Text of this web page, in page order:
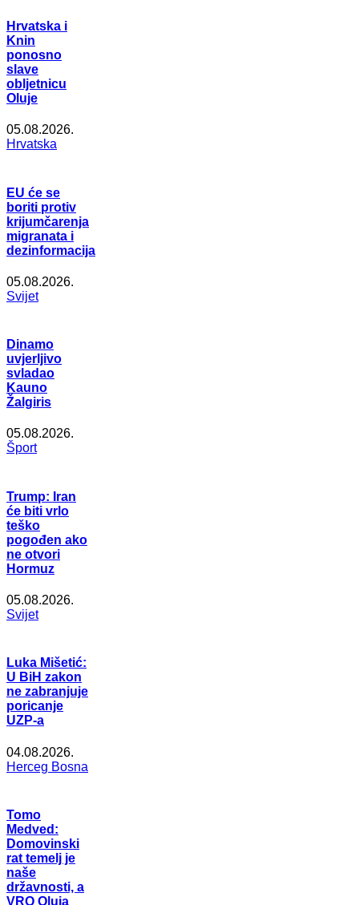
Hrvatska i
Knin
ponosno
slave
obljetnicu
Oluje
05.08.2026.
Hrvatska
EU će se
boriti protiv
krijumčarenja
migranata i
dezinformacija
05.08.2026.
Svijet
Dinamo
uvjerljivo
svladao
Kauno
Žalgiris
05.08.2026.
Šport
Trump: Iran
će biti vrlo
teško
pogođen ako
ne otvori
Hormuz
05.08.2026.
Svijet
Luka Mišetić:
U BiH zakon
ne zabranjuje
poricanje
UZP-a
04.08.2026.
Herceg Bosna
Tomo
Medved:
Domovinski
rat temelj je
naše
državnosti, a
VRO Oluja